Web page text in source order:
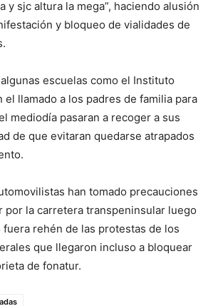
y sjc altura la mega”, haciendo alusión
y bloqueo de vialidades de
escuelas como el Instituto
llamado a los padres de familia para
mediodía pasaran a recoger a sus
de que evitaran quedarse atrapados
han tomado precauciones
por la carretera transpeninsular luego
rehén de las protestas de los
que llegaron incluso a bloquear
de fonatur.